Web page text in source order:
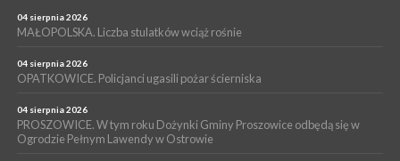
Czwartki w Bibliotece”
14 lipca 2026
PROSZOWICE. 26 lipca odbędzie się XII Marsz Rzeczpospolitej
WYDARZENIA
13 lipca 2026
04 sierpnia 2026
MAŁOPOLSKA. Liczba stulatków wciąż rośnie
04 sierpnia 2026
OPATKOWICE. Policjanci ugasili pożar ścierniska
04 sierpnia 2026
PROSZOWICE. W tym roku Dożynki Gminy Proszowice odbędą się w
Ogrodzie Pełnym Lawendy w Ostrowie